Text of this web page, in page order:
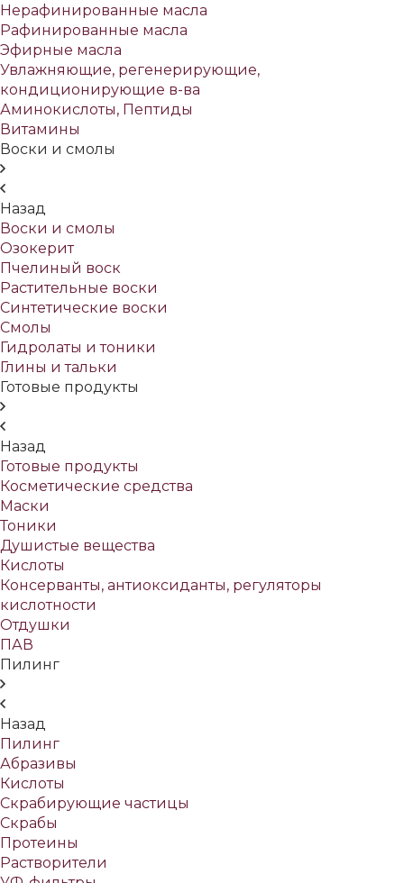
Нерафинированные масла
Рафинированные масла
Эфирные масла
Увлажняющие, регенерирующие,
кондиционирующие в-ва
Аминокислоты, Пептиды
Витамины
Воски и смолы
Назад
Воски и смолы
Озокерит
Пчелиный воск
Растительные воски
Синтетические воски
Смолы
Гидролаты и тоники
Глины и тальки
Готовые продукты
Назад
Готовые продукты
Косметические средства
Маски
Тоники
Душистые вещества
Кислоты
Консерванты, антиоксиданты, регуляторы
кислотности
Отдушки
ПАВ
Пилинг
Назад
Пилинг
Абразивы
Кислоты
Скрабирующие частицы
Скрабы
Протеины
Растворители